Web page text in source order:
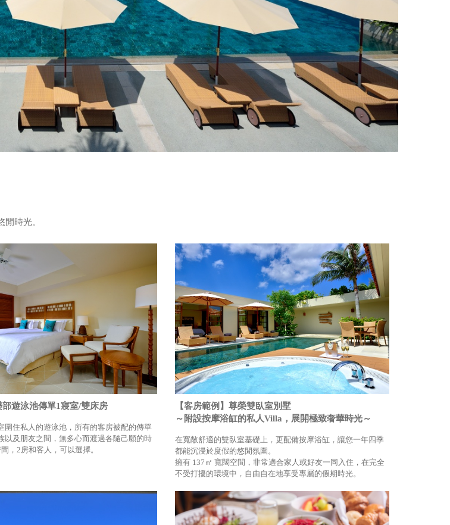
時光。
遊泳池傳單1寢室/雙床房
圍住私人的遊泳池，所有的客房被配的傳單
以及朋友之間，無多心而渡過各隨己願的時
，2房和客人，可以選擇。
【客房範例】尊榮雙臥室別墅
～附設按摩浴缸的私人Villa，展開極致奢華時光～
在寬敞舒適的雙臥室基礎上，更配備按摩浴缸，讓您一年四季
都能沉浸於度假的悠閒氛圍。
擁有 137㎡ 寬闊空間，非常適合家人或好友一同入住，在完全
不受打擾的環境中，自由自在地享受專屬的假期時光。